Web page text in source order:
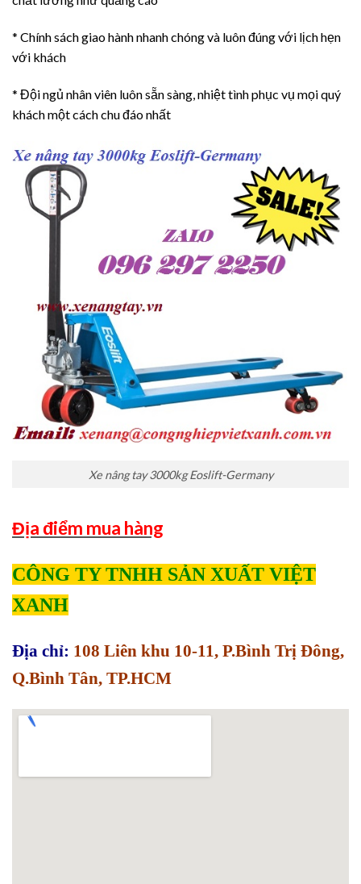
* Chính sách giao hành nhanh chóng và luôn đúng với lịch hẹn
với khách
* Đội ngủ nhân viên luôn sẵn sàng, nhiệt tình phục vụ mọi quý
khách một cách chu đáo nhất
Xe nâng tay 3000kg Eoslift-Germany
Địa điểm mua hàng
CÔNG TY TNHH SẢN XUẤT VIỆT
XANH
Địa chỉ: 108 Liên khu 10-11, P.Bình Trị Đông,
Q.Bình Tân, TP.HCM